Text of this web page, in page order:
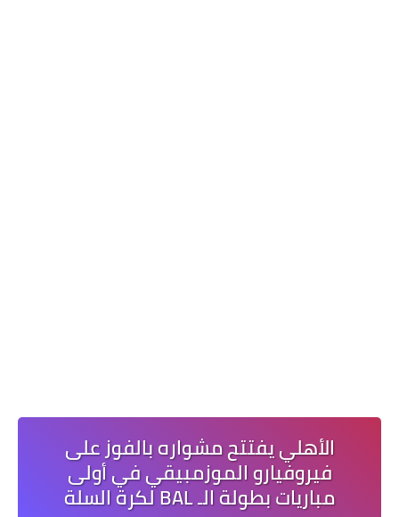
الأهلي يفتتح مشواره بالفوز على
فيروفيارو الموزمبيقي في أولى
مباريات بطولة الـ BAL لكرة السلة